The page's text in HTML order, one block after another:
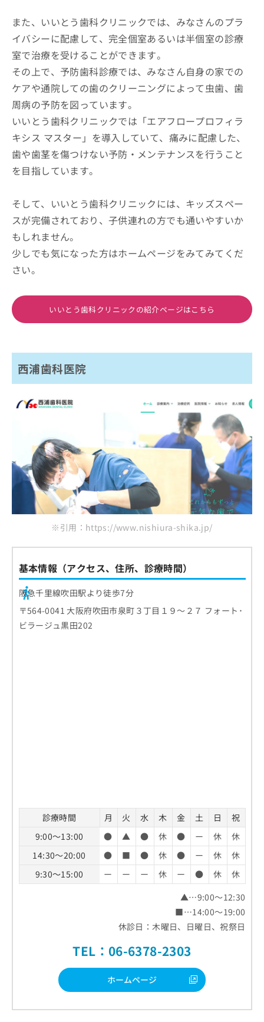
また、いいとう歯科クリニックでは、みなさんのプラ
イバシーに配慮して、完全個室あるいは半個室の診療
室で治療を受けることができます。
その上で、予防歯科診療では、みなさん自身の家での
ケアや通院しての歯のクリーニングによって虫歯、歯
周病の予防を図っています。
いいとう歯科クリニックでは「エアフロープロフィラ
キシス マスター」を導入していて、痛みに配慮した、
歯や歯茎を傷つけない予防・メンテナンスを行うこと
を目指しています。
そして、いいとう歯科クリニックには、キッズスペー
スが完備されており、子供連れの方でも通いやすいか
もしれません。
少しでも気になった方はホームページをみてみてくだ
さい。
いいとう歯科クリニックの紹介ページはこちら
西浦歯科医院
※引用：https://www.nishiura-shika.jp/
基本情報（アクセス、住所、診療時間）
阪急千里線吹田駅より徒歩7分
〒564-0041 大阪府吹田市泉町３丁目１９～２７ フォート･
ビラージュ黒田202
診療時間 月 火 水 木 金 土 日
祝
9:00～13:00
● ▲ ● 休 ● ー 休
休
14:30～20:00
● ■ ● 休 ● ー 休
休
9:30～15:00
ー ー ー 休 ー ● 休
休
▲…9:00～12:30
■…14:00～19:00
休診日：木曜日、日曜日、祝祭日
TEL：06-6378-2303
ホームページ